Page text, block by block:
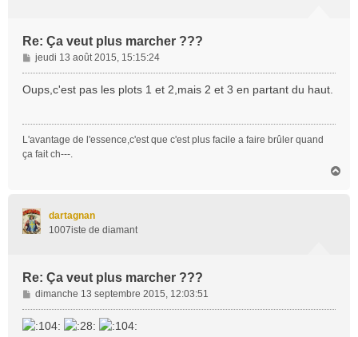
Re: Ça veut plus marcher ???
M
e
g
e
jeudi 13 août 2015, 15:15:24
Oups,c'est pas les plots 1 et 2,mais 2 et 3 en partant du haut.
L'avantage de l'essence,c'est que c'est plus facile a faire brûler quand
ça fait ch---.
dartagnan
1007iste de diamant
Re: Ça veut plus marcher ???
M
e
s
dimanche 13 septembre 2015, 12:03:51